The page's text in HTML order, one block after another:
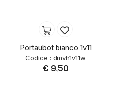
Portaubot bianco 1v11
Codice : dmvh1v11w
€ 9,50